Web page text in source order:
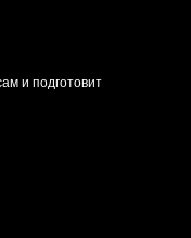
и подготовит